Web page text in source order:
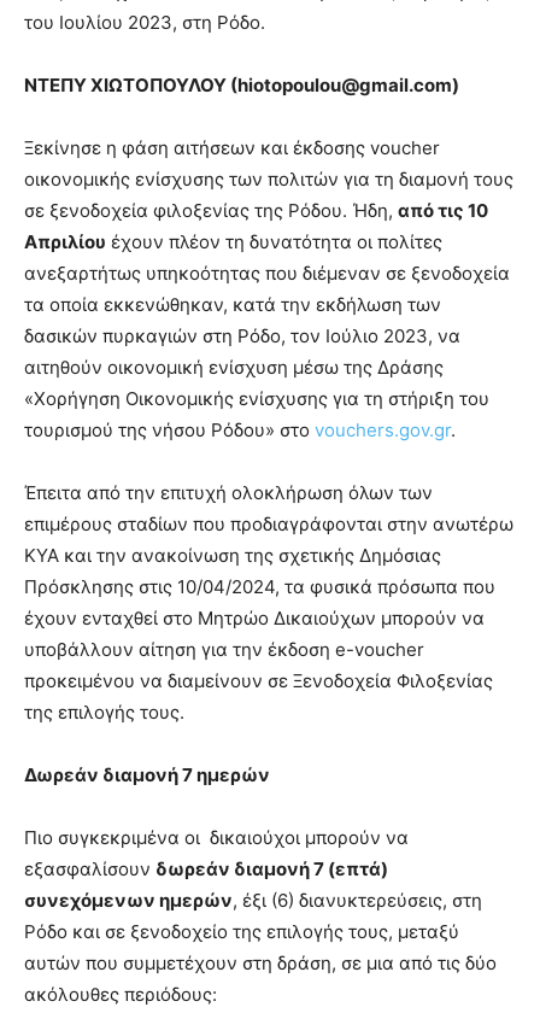
του Ιουλίου 2023, στη Ρόδο.
ΝΤΕΠΥ ΧΙΩΤΟΠΟΥΛΟΥ (hiotopoulou@gmail.com)
Ξεκίνησε η φάση αιτήσεων και έκδοσης voucher
οικονομικής ενίσχυσης των πολιτών για τη διαμονή τους
σε ξενοδοχεία φιλοξενίας της Ρόδου. Ήδη, απότις 10
Απριλίου έχουν πλέον τη δυνατότητα οι πολίτες
ανεξαρτήτως υπηκοότητας που διέμεναν σε ξενοδοχεία
τα οποία εκκενώθηκαν, κατά την εκδήλωση των
δασικών πυρκαγιών στη Ρόδο, τον Ιούλιο 2023, να
αιτηθούν οικονομική ενίσχυση μέσω της Δράσης
«Χορήγηση Οικονομικής ενίσχυσης για τη στήριξη του
τουρισμού της νήσου Ρόδου» στο vouchers.gov.gr.
Έπειτα από την επιτυχή ολοκλήρωση όλων των
επιμέρους σταδίων που προδιαγράφονται στην ανωτέρω
ΚΥΑ και την ανακοίνωση της σχετικής Δημόσιας
Πρόσκλησης στις 10/04/2024, τα φυσικά πρόσωπα που
έχουν ενταχθεί στο Μητρώο Δικαιούχων μπορούν να
υποβάλλουν αίτηση για την έκδοση e-voucher
προκειμένου να διαμείνουν σε Ξενοδοχεία Φιλοξενίας
της επιλογής τους.
Δωρεάν διαμονή 7 ημερών
Πιο συγκεκριμένα οι δικαιούχοι μπορούν να
εξασφαλίσουν δωρεάν διαμονή 7 (επτά)
συνεχόμενων ημερών, έξι (6) διανυκτερεύσεις, στη
Ρόδο και σε ξενοδοχείο της επιλογής τους, μεταξύ
αυτών που συμμετέχουν στη δράση, σε μια από τις δύο
ακόλουθες περιόδους: